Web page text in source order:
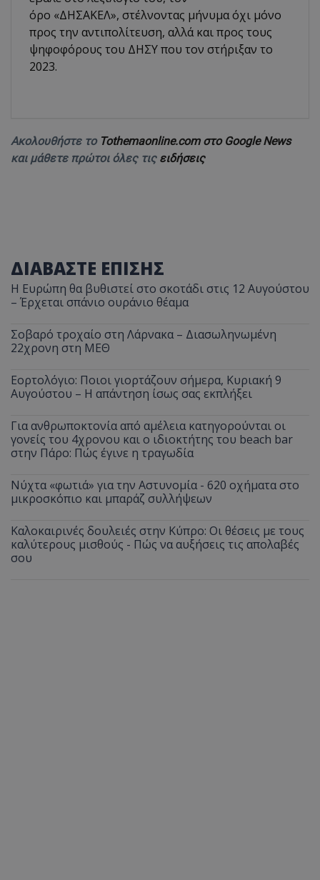
όρο «ΔΗΣΑΚΕΛ», στέλνοντας μήνυμα όχι μόνο
προς την αντιπολίτευση, αλλά και προς τους
ψηφοφόρους του ΔΗΣΥ που τον στήριξαν το
2023.
Ακολουθήστε το Tothemaonline.com στο Google News
και μάθετε πρώτοι όλες τις ειδήσεις
ΔΙΑΒΑΣΤΕ ΕΠΙΣΗΣ
Η Ευρώπη θα βυθιστεί στο σκοτάδι στις 12 Αυγούστου
– Έρχεται σπάνιο ουράνιο θέαμα
Σοβαρό τροχαίο στη Λάρνακα – Διασωληνωμένη
22χρονη στη ΜΕΘ
Εορτολόγιο: Ποιοι γιορτάζουν σήμερα, Κυριακή 9
Αυγούστου – Η απάντηση ίσως σας εκπλήξει
Για ανθρωποκτονία από αμέλεια κατηγορούνται οι
γονείς του 4χρονου και ο ιδιοκτήτης του beach bar
στην Πάρο: Πώς έγινε η τραγωδία
Νύχτα «φωτιά» για την Αστυνομία - 620 οχήματα στο
μικροσκόπιο και μπαράζ συλλήψεων
Καλοκαιρινές δουλειές στην Κύπρο: Οι θέσεις με τους
καλύτερους μισθούς - Πώς να αυξήσεις τις απολαβές
σου